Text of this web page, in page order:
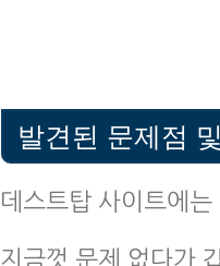
발견된 문제점
데스트탑 사이트에
지금껏 문제 없다가